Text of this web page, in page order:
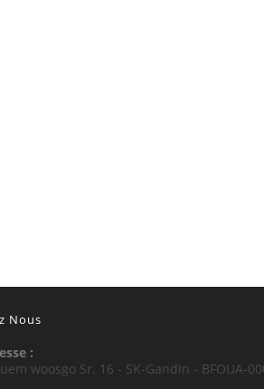
Nous
:
woosgo Sr. 16 - SK-Gandin - BFOUA-